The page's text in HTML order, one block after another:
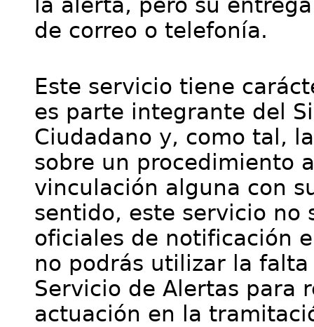
de correo o telefonía.
Este servicio tiene
es parte integrante del
Ciudadano y, como tal,
sobre un procedimiento
vinculación alguna con
sentido, este servicio no
oficiales de notificación
no podrás utilizar la
Servicio de Alertas para
actuación en la